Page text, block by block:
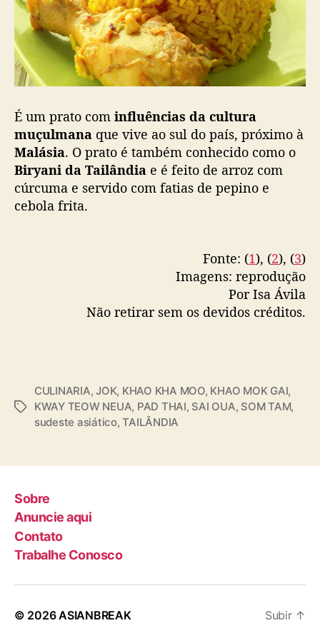
É um prato com influências da cultura
muçulmana que vive ao sul do país, próximo à
Malásia. O prato é também conhecido como o
Biryani da Tailândia e é feito de arroz com
cúrcuma e servido com fatias de pepino e
cebola frita.
Fonte: (1), (2), (3)
Imagens: reprodução
Por Isa Ávila
Não retirar sem os devidos créditos.
T
CULINARIA,JOK, KHAO KHA MOO, KHAO MOK GAI,
KWAY TEOW NEUA, PAD THAI, SAI OUA, SOM TAM,
sudeste asiático,TAILÂNDIA
Sobre
Anuncie aqui
Contato
Trabalhe Conosco
© 2026ASIANBREAK Subir ↑